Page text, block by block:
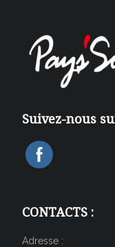
Suivez-nous
CONTACTS :
Adresse :